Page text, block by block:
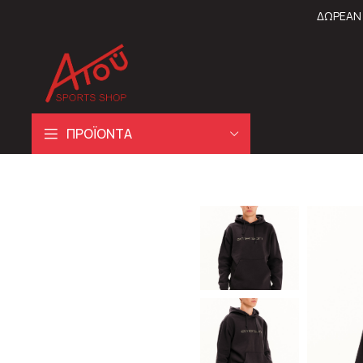
ΔΩΡΕΑΝ
ΠΡΟΪΟΝΤΑ